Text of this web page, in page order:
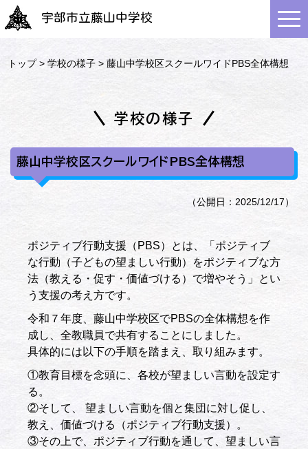
宇部市立藤山中学校
トップ>学校の様子 > 藤山中学校区スクールワイドPBS全体構想
学校の様子
藤山中学校区スクールワイドPBS全体構想
（公開日：2025/12/17）
ポジティブ行動支援（PBS）とは、「ポジティブ
な行動（子どもの望ましい行動）をポジティブな方
法（教える・促す・価値づける）で増やそう」とい
う支援の考え方です。
令和７年度、藤山中学校区でPBSの全体構想を作
成し、全教職員で共有することにしました。
具体的には以下の手順を踏まえ、取り組みます。
①教育目標を念頭に、各校が望ましい言動を設定す
る。
②そして、 望ましい言動を個と集団に対し促し、
教え、価値づける（ポジティブ行動支援）。
③その上で、ポジティブ行動を通して、望ましい言